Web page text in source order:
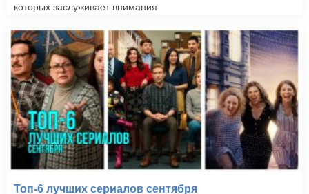
которых заслуживает внимания
Топ-6 лучших сериалов сентября